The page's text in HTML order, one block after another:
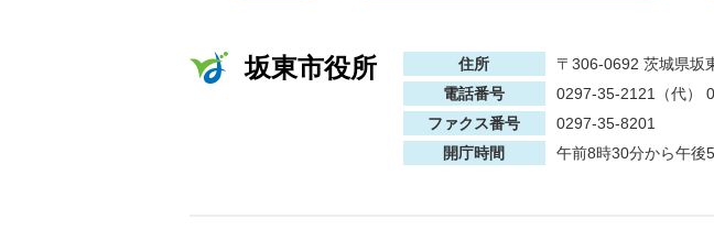
坂東市役所 住所
〒306-0692 茨城県坂
電話番号
0297-35-2121（代）
ファクス番号
0297-35-8201
開庁時間
午前8時30分から午後